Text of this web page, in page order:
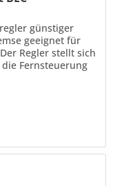
günstiger
geeignet für
Regler stellt sich
Fernsteuerung